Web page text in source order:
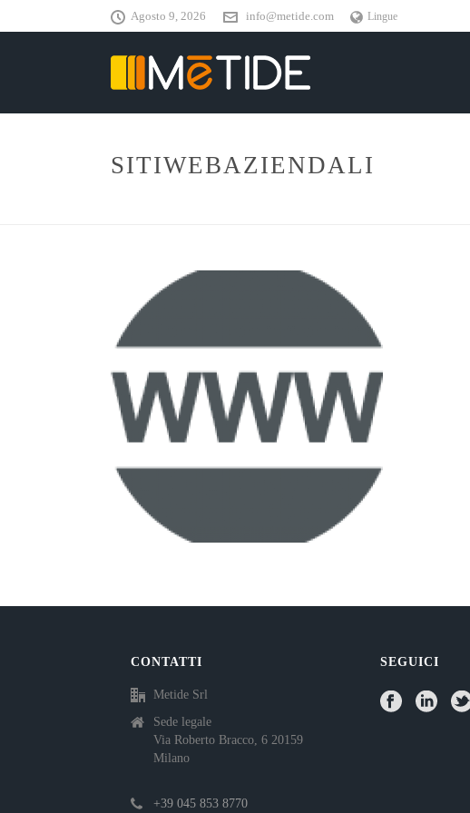
Agosto 9, 2026 info@metide.com Lingue
SITIWEBAZIENDALI
CONTATTI
Metide Srl
Sede legale
Via Roberto Bracco, 6 20159
Milano
+39 045 853 8770
SEGUICI